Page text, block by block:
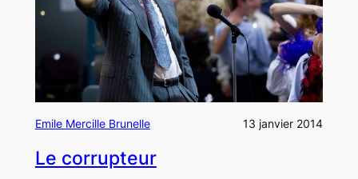
Emile Mercille Brunelle 13 janvier 2014
Le corrupteur